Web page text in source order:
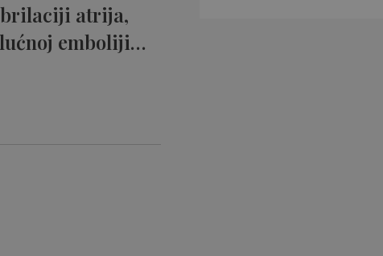
atrija,
emboliji…